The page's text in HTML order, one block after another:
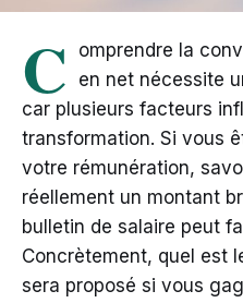
C
omprendre la
en net nécessite
car plusieurs facteurs
transformation. Si vous
votre rémunération,
réellement un montant
bulletin de salaire peut
Concrètement, quel est
sera proposé si vous